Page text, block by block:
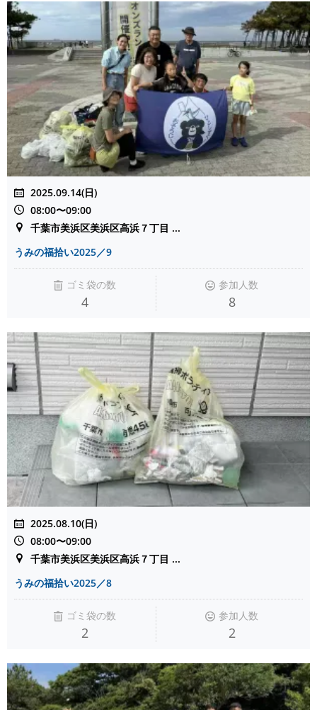
2025.09.14(日)
08:00〜09:00
千葉市美浜区美浜区高浜７丁目 ...
うみの福拾い2025／9
ゴミ袋の数
4
参加人数
8
2025.08.10(日)
08:00〜09:00
千葉市美浜区美浜区高浜７丁目 ...
うみの福拾い2025／8
ゴミ袋の数
2
参加人数
2